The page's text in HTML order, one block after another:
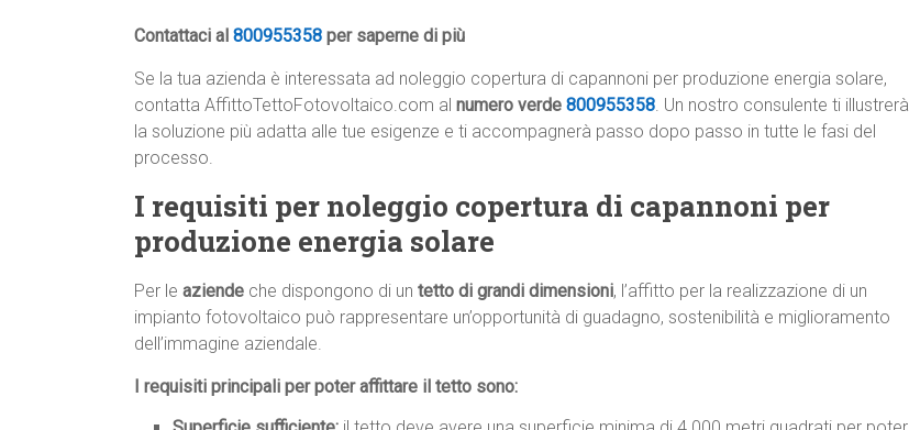
Contattaci al 800955358 per saperne di più
Se la tua azienda è interessata ad noleggio copertura di capannoni per produzione energia solare,
contatta AffittoTettoFotovoltaico.com al numero verde 800955358. Un nostro consulente ti illustrerà
la soluzione più adatta alle tue esigenze e ti accompagnerà passo dopo passo in tutte le fasi del
processo.
I requisiti per noleggio copertura di capannoni per
produzione energia solare
Per le aziende che dispongono di un tetto di grandi dimensioni, l’affitto per la realizzazione di un
impianto fotovoltaico può rappresentare un’opportunità di guadagno, sostenibilità e miglioramento
dell’immagine aziendale.
I requisiti principali per poter affittare il tetto sono: